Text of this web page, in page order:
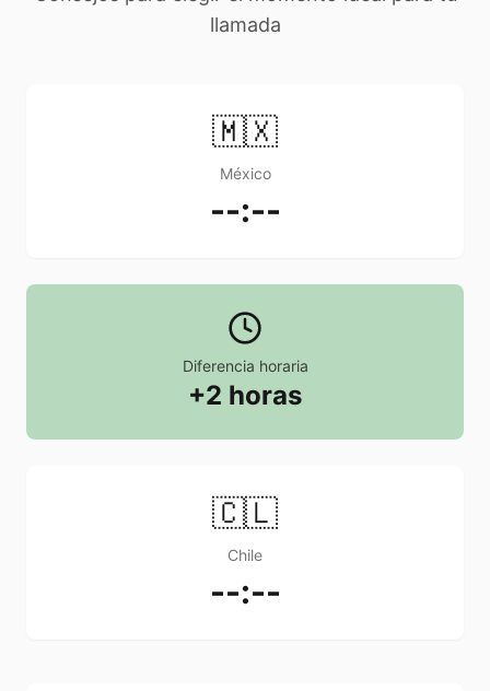
llamada
🇲🇽
México
--:--
Diferencia horaria
+2 horas
🇨🇱
Chile
--:--